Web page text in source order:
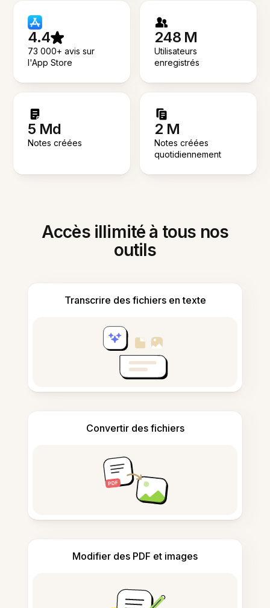
4.4
73 000+ avis sur
l'App Store
248 M
Utilisateurs
enregistrés
5 Md
Notes créées
2 M
Notes créées
quotidiennement
Accès illimité à tous nos
outils
Transcrire des fichiers en texte
Convertir des fichiers
Modifier des PDF et images